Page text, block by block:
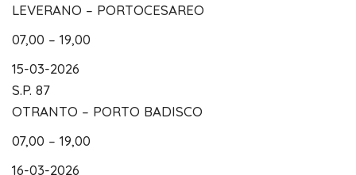
LEVERANO – PORTOCESAREO
07,00 – 19,00
15-03-2026
S.P. 87
OTRANTO – PORTO BADISCO
07,00 – 19,00
16-03-2026